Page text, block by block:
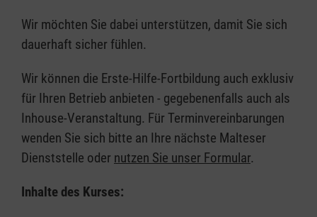
Wir möchten Sie dabei unterstützen, damit Sie sich
dauerhaft sicher fühlen.
Wir können die Erste-Hilfe-Fortbildung auch exklusiv
für Ihren Betrieb anbieten - gegebenenfalls auch als
Inhouse-Veranstaltung. Für Terminvereinbarungen
wenden Sie sich bitte an Ihre nächste Malteser
Dienststelle oder nutzen Sie unser Formular.
Inhalte des Kurses: